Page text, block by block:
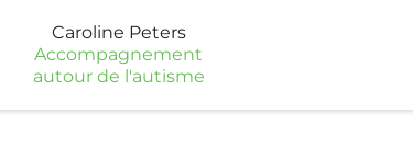
Caroline Peters
Accompagnement
autour de l'autisme